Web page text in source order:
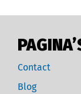
Contact
Blog